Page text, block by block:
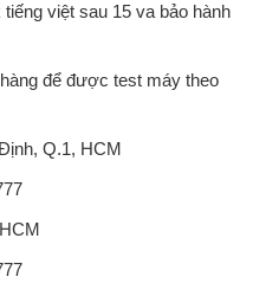
việt sau 15 va bảo hành
để được test máy theo
Q.1, HCM